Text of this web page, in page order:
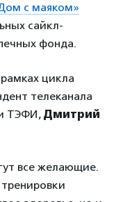
с маяком»
сайкл-
фонда.
цикла
телеканала
ТЭФИ, Дмитрий
все желающие.